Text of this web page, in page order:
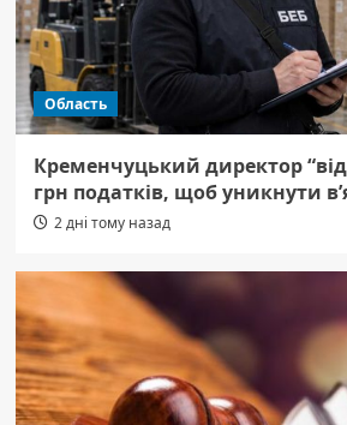
Область
Кременчуцький директор
грн податків, щоб уникнути
2 дні тому назад